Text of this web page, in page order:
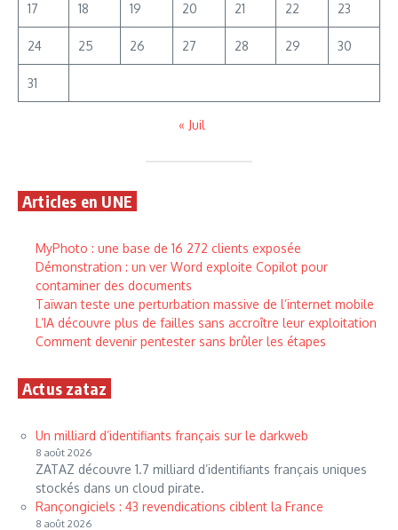
17 18 19 20 21 22 23
24 25 26 27 28 29 30
31
« Juil
Articles en UNE
MyPhoto : une base de 16 272 clients exposée
Démonstration : un ver Word exploite Copilot pour
contaminer des documents
Taïwan teste une perturbation massive de l’internet mobile
L’IA découvre plus de failles sans accroître leur exploitation
Comment devenir pentester sans brûler les étapes
Actus zataz
Un milliard d’identifiants français sur le darkweb
8 août 2026
ZATAZ découvre 1.7 milliard d’identifiants français uniques
stockés dans un cloud pirate.
Rançongiciels : 43 revendications ciblent la France
8 août 2026